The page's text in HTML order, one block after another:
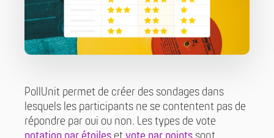
PollUnit permet de créer des sondages dans
lesquels les participants ne se contentent pas de
répondre par oui ou non. Les types de vote